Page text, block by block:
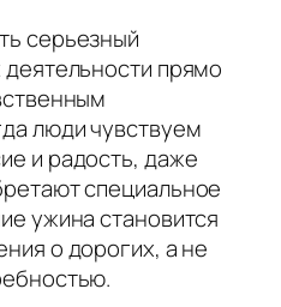
серьезный
прямо
люди чувствуем
и радость, даже
специальное
ужина становится
о дорогих, а не